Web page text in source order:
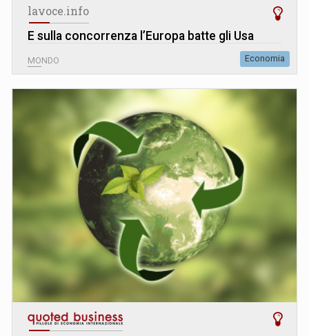
lavoce.info
E sulla concorrenza l’Europa batte gli Usa
MONDO Economia